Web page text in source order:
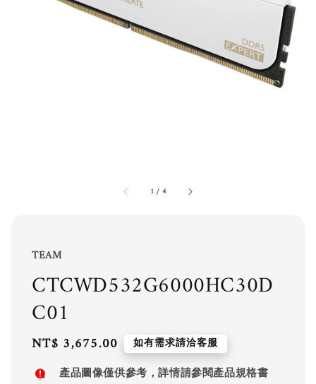
1 / 4
TEAM
CTCWD532G6000HC30D
C01
Regular
price
NT$ 3,675.00 如有需求請洽客服
產品圖像僅供參考，詳情請參閱產品規格書